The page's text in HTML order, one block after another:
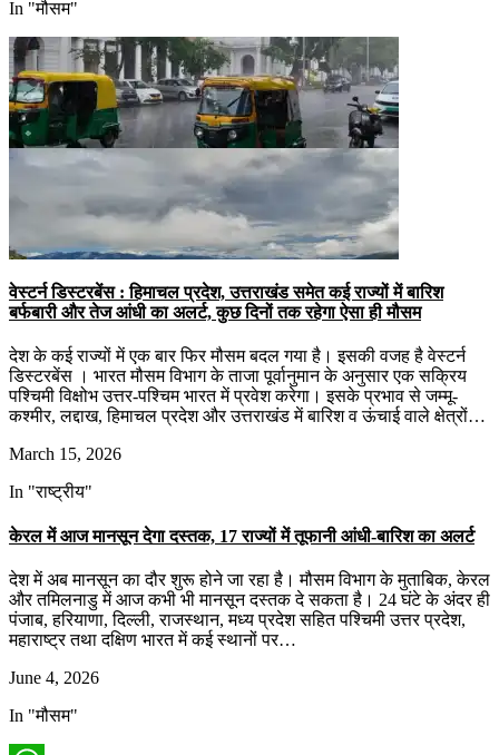
In "मौसम"
वेस्टर्न डिस्टरबेंस : हिमाचल प्रदेश, उत्तराखंड समेत कई राज्यों में बारिश
बर्फबारी और तेज आंधी का अलर्ट, कुछ दिनों तक रहेगा ऐसा ही मौसम
देश के कई राज्यों में एक बार फिर मौसम बदल गया है। इसकी वजह है वेस्टर्न
डिस्टरबेंस । भारत मौसम विभाग के ताजा पूर्वानुमान के अनुसार एक सक्रिय
पश्चिमी विक्षोभ उत्तर-पश्चिम भारत में प्रवेश करेगा। इसके प्रभाव से जम्मू-
कश्मीर, लद्दाख, हिमाचल प्रदेश और उत्तराखंड में बारिश व ऊंचाई वाले क्षेत्रों…
March 15, 2026
In "राष्ट्रीय"
केरल में आज मानसून देगा दस्तक, 17 राज्यों में तूफानी आंधी-बारिश का अलर्ट
देश में अब मानसून का दौर शुरू होने जा रहा है। मौसम विभाग के मुताबिक, केरल
और तमिलनाडु में आज कभी भी मानसून दस्तक दे सकता है। 24 घंटे के अंदर ही
पंजाब, हरियाणा, दिल्ली, राजस्थान, मध्य प्रदेश सहित पश्चिमी उत्तर प्रदेश,
महाराष्ट्र तथा दक्षिण भारत में कई स्थानों पर…
June 4, 2026
In "मौसम"